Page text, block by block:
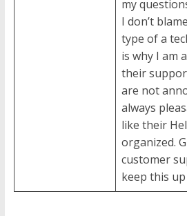
my
I don’t
type of a
is why I am
their
are not
always
like their
organized.
customer
keep this